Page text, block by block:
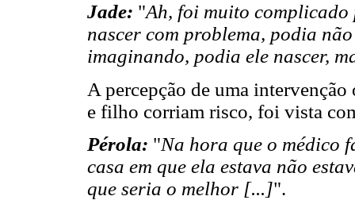
Jade: "Ah, foi muito
nascer com problema, podia
imaginando, podia ele nascer,
A percepção de uma
e filho corriam risco, foi vista
Pérola: "Na hora que o médico
casa em que ela estava não
que seria o melhor [...]".